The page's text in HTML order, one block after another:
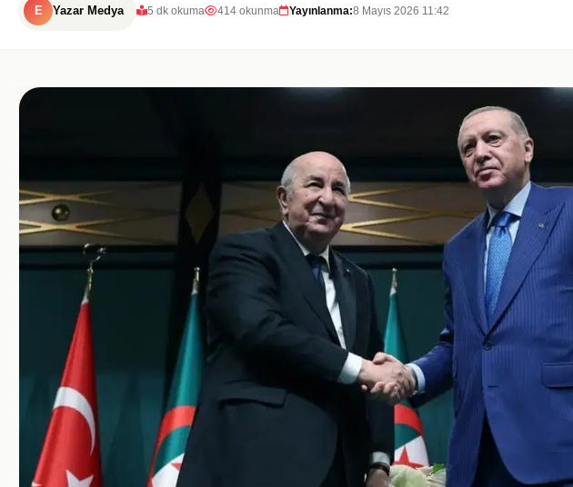
E Yazar Medya 5 dk okuma 414 okunma Yayınlanma:8 Mayıs 2026 11:42